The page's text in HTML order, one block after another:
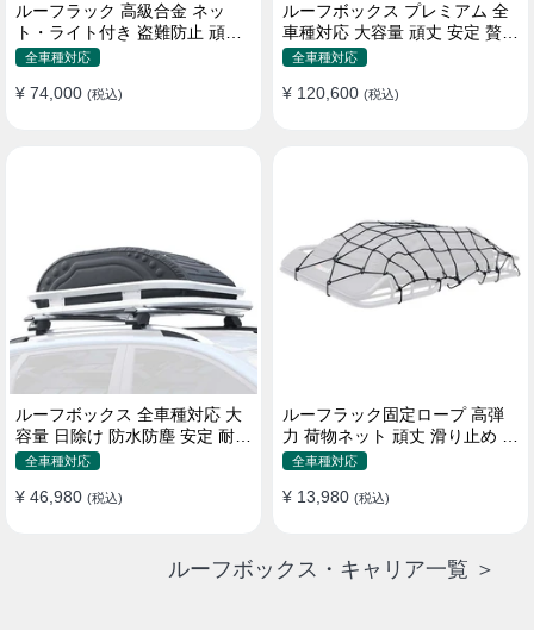
ルーフラック 高級合金 ネッ
ト・ライト付き 盗難防止 頑丈
安定 分離式 大容量 ベースキャ
全車種対応
¥ 74,000 (税込)
ルーフボックス プレミアム 全
車種対応 大容量 頑丈 安定 贅沢
使い心地 おしゃれ 多色 車用ラ
全車種対応
¥ 120,600 (税込)
ルーフボックス 全車種対応 大
容量 日除け 防水防塵 安定 耐久
使い便利 折畳式 車用ラゲッジ
全車種対応
¥ 46,980 (税込)
ルーフラック固定ロープ 高弾
力 荷物ネット 頑丈 滑り止め ス
トラップ付き ベースキャリア
全車種対応
¥ 13,980 (税込)
ルーフボックス・キャリア一覧 ＞